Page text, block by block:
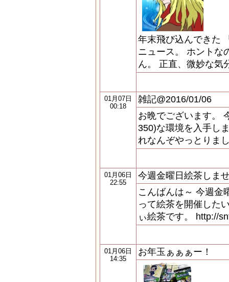
年末飛び込んできた
ニュース。 ホントな
ん。 正直、微妙な気
01月07日
00:18
雑記@2016/01/06
お晩でございます。
350)な環境を入手し
れなんぞやっとりま
01月06日
22:55
今週金曜日絵茶しま
こんばんは～ 今週金
って絵茶を開催した
ぃ絵茶です。 http://
01月06日
14:35
お年玉ぁぁぁー！